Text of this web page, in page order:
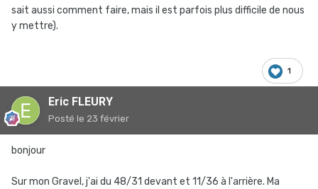
sait aussi comment faire, mais il est parfois plus difficile de nous
y mettre).
1
Eric FLEURY
Posté le 23 février
bonjour
Sur mon Gravel, j'ai du 48/31 devant et 11/36 à l'arrière. Ma